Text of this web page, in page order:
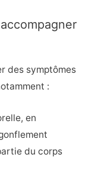
des symptômes
:
en
du corps